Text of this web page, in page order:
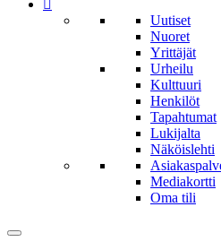
Uutiset
Nuoret
Yrittäjät
Urheilu
Kulttuuri
Henkilöt
Tapahtumat
Lukijalta
Näköislehti
Mediakortti
Oma tili